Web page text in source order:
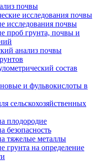
почвы
исследования почвы
исследования почвы
проб грунта, почвы и
анализ почвы
состав
и фульвокислоты в
сельскохозяйственных
плодородие
безопасность
тяжелые металлы
грунта на определение